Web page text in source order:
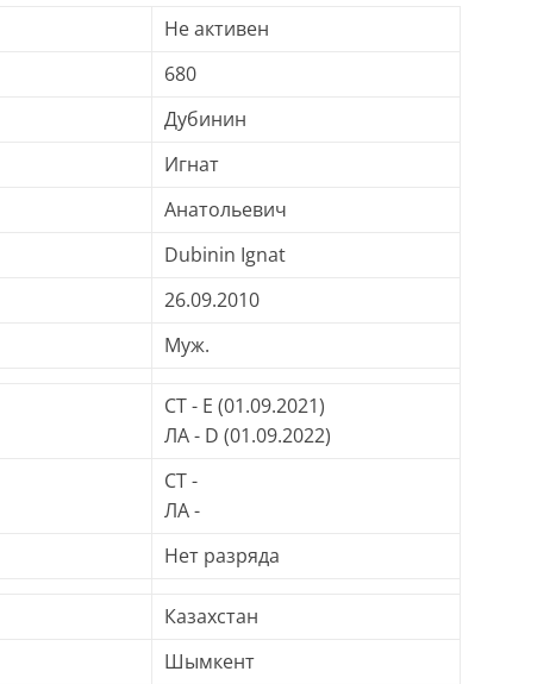
Не активен
680
Дубинин
Игнат
Анатольевич
Dubinin Ignat
26.09.2010
Муж.
СТ - E (01.09.2021)
ЛА - D (01.09.2022)
СТ -
ЛА -
Нет разряда
Казахстан
Шымкент